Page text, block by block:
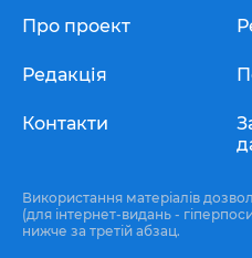
Про проект
Редакція
Контакти
Використання матеріалів
(для інтернет-видань -
нижче за третій абзац.